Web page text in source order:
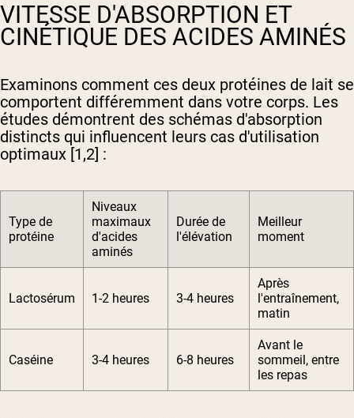
VITESSE D'ABSORPTION ET
CINÉTIQUE DES ACIDES AMINÉS
Examinons comment ces deux protéines de lait se
comportent différemment dans votre corps. Les
études démontrent des schémas d'absorption
distincts qui influencent leurs cas d'utilisation
optimaux [1,2] :
Type de
protéine
Niveaux
maximaux
d'acides
aminés
Durée de
l'élévation
Meilleur
moment
Lactosérum 1-2 heures 3-4 heures
Après
l'entraînement,
matin
Caséine 3-4 heures 6-8 heures
Avant le
sommeil, entre
les repas